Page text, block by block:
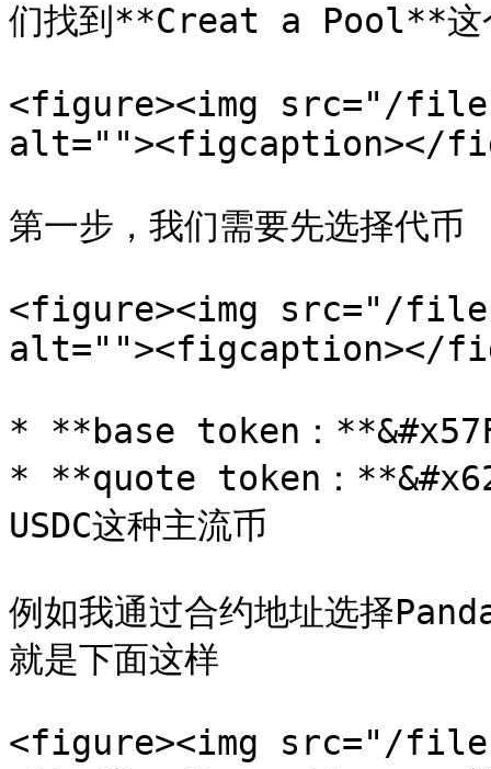
们找到**Creat a Pool**这
<figure><img src="/files/
alt=""><figcaption></
第一步，我们需要先选择代币
<figure><img src="/files/
alt=""><figcaption></
* **base token：
* **quote token：
USDC这种主流币
例如我通过合约地址选择
就是下面这样
<figure><img src="/files/